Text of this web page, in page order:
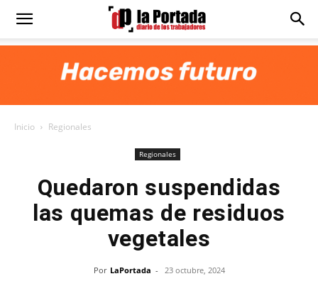
Diario
Inicio Regionales
Regionales
Quedaron suspendidas
las quemas de residuos
vegetales
Por LaPortada - 23 octubre, 2024